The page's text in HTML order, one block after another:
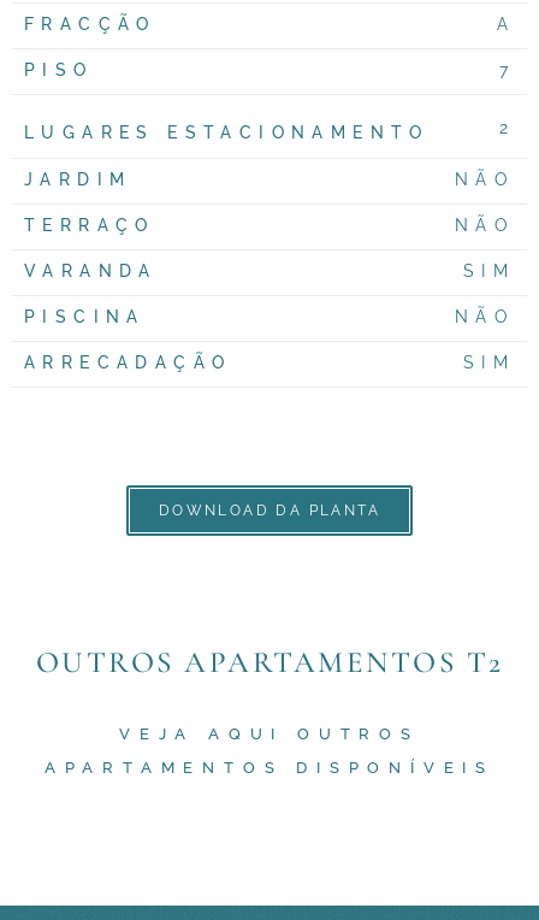
FRACÇÃO A
PISO 7
LUGARES ESTACIONAMENTO 2
JARDIM NÃO
TERRAÇO NÃO
VARANDA SIM
PISCINA NÃO
ARRECADAÇÃO SIM
DOWNLOAD DA PLANTA
OUTROS APARTAMENTOS T2
VEJA AQUI OUTROS
APARTAMENTOS DISPONÍVEIS